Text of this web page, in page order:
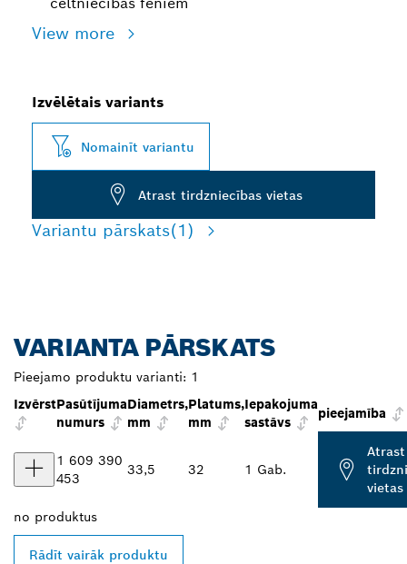
View more
Izvēlētais variants
Nomainīt variantu
Atrast tirdzniecības vietas
Variantu pārskats(1)
VARIANTA PĀRSKATS
Pieejamo produktu varianti: 1
IzvērstPasūtījuma
numurs
Diametrs,
mm
Platums,
mm
Iepakojuma
sastāvs
pieejamība
1 609 390
453
33,5 32 1 Gab.
Atrast
vietas
no produktus
Rādīt vairāk produktu